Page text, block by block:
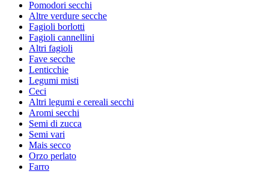
Pomodori secchi
Altre verdure secche
Fagioli borlotti
Fagioli cannellini
Altri fagioli
Fave secche
Lenticchie
Legumi misti
Ceci
Altri legumi e cereali secchi
Aromi secchi
Semi di zucca
Semi vari
Mais secco
Orzo perlato
Farro